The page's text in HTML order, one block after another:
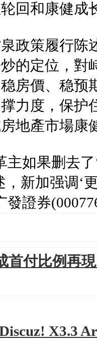
回和康健成
政策履行陈
的定位，對
房價、稳预
力度，保护
地產市場康
主如果删去
，新加强调‘
發證券
首付比例再
X3.3